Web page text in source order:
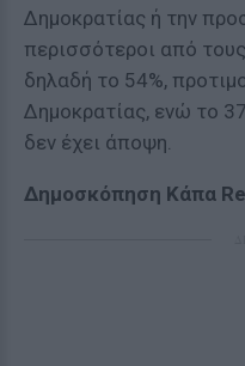
Δημοκρατίας ή την
περισσότεροι από
δηλαδή το 54%,
Δημοκρατίας, ενώ το
δεν έχει άποψη.
Δημοσκόπηση Κάπα